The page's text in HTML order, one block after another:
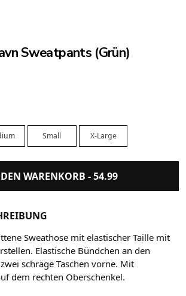
Sweatpants (Grün)
Small X-Large
WARENKORB -54.99
Sweathose mit elastischer Taille mit
Elastische Bündchen an den
schräge Taschen vorne. Mit
dem rechten Oberschenkel.